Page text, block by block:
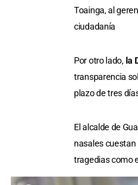
Toainga, al
ciudadanía
Por otro lado, la
transparencia
plazo de tres
El alcalde de
nasales
tragedias como